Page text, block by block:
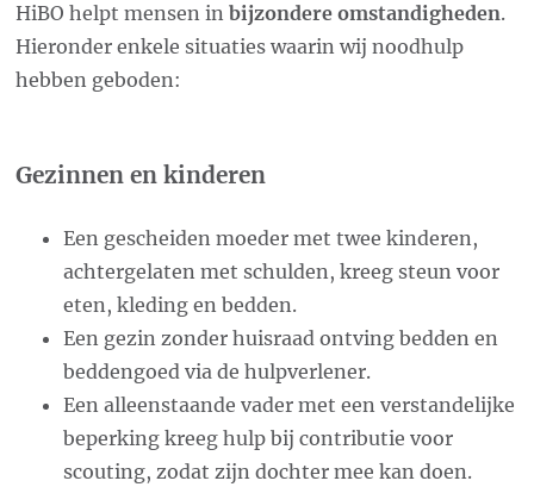
HiBO helpt mensen inbijzondere omstandigheden.
Hieronder enkele situaties waarin wij noodhulp
hebben geboden:
Gezinnen en kinderen
Een gescheiden moeder met twee kinderen,
achtergelaten met schulden, kreeg steun voor
eten, kleding en bedden.
Een gezin zonder huisraad ontving bedden en
beddengoed via de hulpverlener.
Een alleenstaande vader met een verstandelijke
beperking kreeg hulp bij contributie voor
scouting, zodat zijn dochter mee kan doen.